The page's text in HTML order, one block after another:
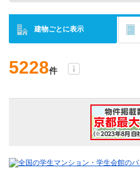
建物ごとに表示
5228件